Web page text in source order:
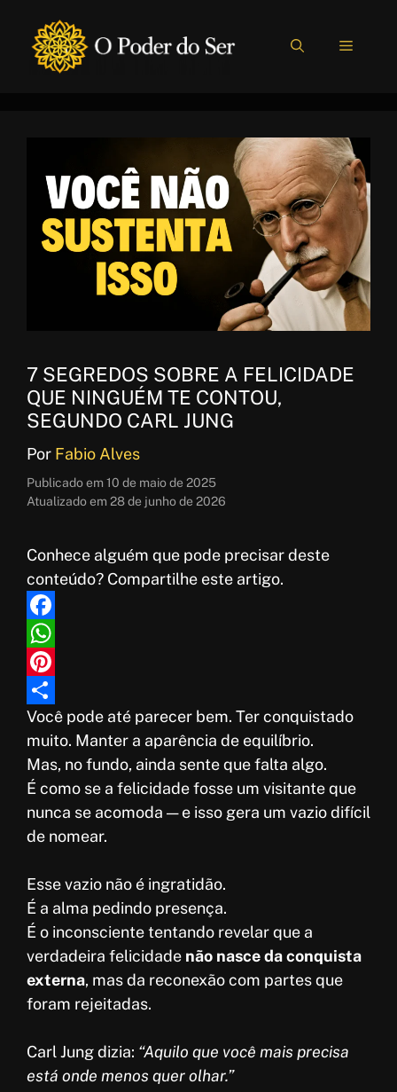
MENU
7 SEGREDOS SOBRE A FELICIDADE
QUE NINGUÉM TE CONTOU,
SEGUNDO CARL JUNG
Por Fabio Alves
Publicado em 10 de maio de 2025
Atualizado em 28 de junho de 2026
Conhece alguém que pode precisar deste
conteúdo? Compartilhe este artigo.
F
a
c
e
b
o
k
W
h
a
t
s
p
P
i
n
t
r
s
t
S
h
a
e
Você pode até parecer bem. Ter conquistado
muito. Manter a aparência de equilíbrio.
Mas, no fundo, ainda sente que falta algo.
É como se a felicidade fosse um visitante que
nunca se acomoda — e isso gera um vazio difícil
de nomear.
Esse vazio não é ingratidão.
É a alma pedindo presença.
É o inconsciente tentando revelar que a
verdadeira felicidade não nasce da conquista
externa, mas da reconexão com partes que
foram rejeitadas.
Carl Jung dizia: “Aquilo que você mais precisa
está onde menos quer olhar.”